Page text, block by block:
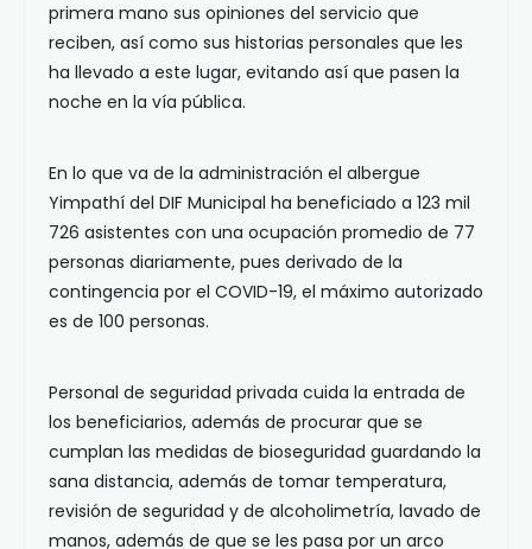
primera mano sus opiniones del servicio que
reciben, así como sus historias personales que les
ha llevado a este lugar, evitando así que pasen la
noche en la vía pública.
En lo que va de la administración el albergue
Yimpathí del DIF Municipal ha beneficiado a 123 mil
726 asistentes con una ocupación promedio de 77
personas diariamente, pues derivado de la
contingencia por el COVID-19, el máximo autorizado
es de 100 personas.
Personal de seguridad privada cuida la entrada de
los beneficiarios, además de procurar que se
cumplan las medidas de bioseguridad guardando la
sana distancia, además de tomar temperatura,
revisión de seguridad y de alcoholimetría, lavado de
manos, además de que se les pasa por un arco